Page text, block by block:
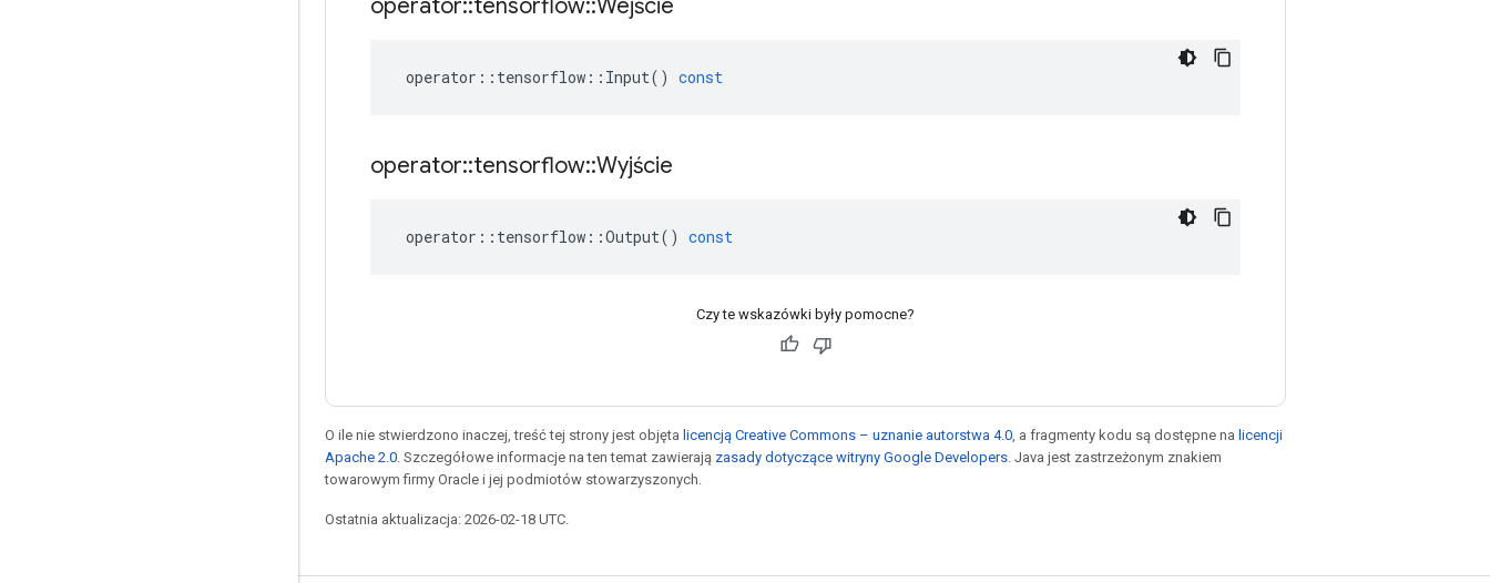
operator::tensorflow::Wejście
operator :: tensorflow :: Input() const
operator::tensorflow::Wyjście
operator :: tensorflow ::Output() const
Czy te wskazówki były pomocne?
O ile nie stwierdzono inaczej, treść tej strony jest objęta licencją Creative Commons – uznanie autorstwa 4.0 , a fragmenty kodu są dostępne na licencji
Apache 2.0 . Szczegółowe informacje na ten temat zawierają zasady dotyczące witryny Google Developers . Java jest zastrzeżonym znakiem
towarowym firmy Oracle i jej podmiotów stowarzyszonych.
Ostatnia aktualizacja: 2026-02-18 UTC.